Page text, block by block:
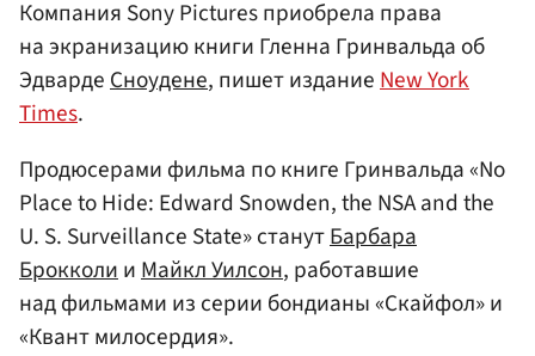
Компания Sony Pictures приобрела права
на экранизацию книги Гленна Гринвальда об
ЭдвардеСноудене, пишет изданиеNew York
Times.
Продюсерами фильма по книге Гринвальда «No
Place to Hide: Edward Snowden, the NSA and the
U. S. Surveillance State» станутБарбара
БрокколииМайкл Уилсон, работавшие
над фильмами из серии бондианы «Скайфол» и
«Квант милосердия».